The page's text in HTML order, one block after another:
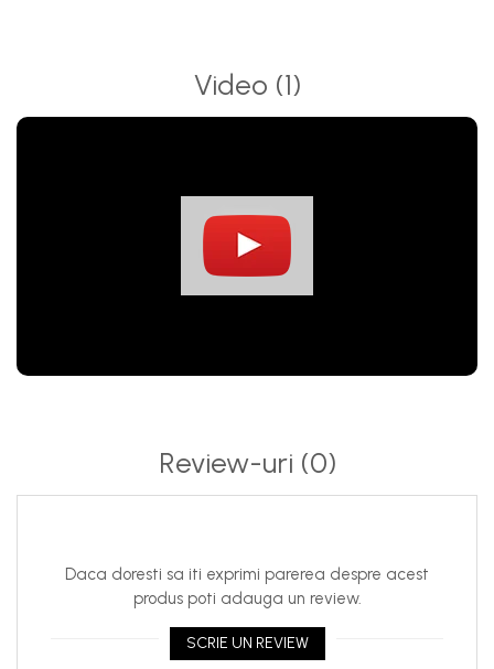
Video (1)
Review-uri (0)
Daca doresti sa iti exprimi parerea despre acest
produs poti adauga un review.
SCRIE UN REVIEW